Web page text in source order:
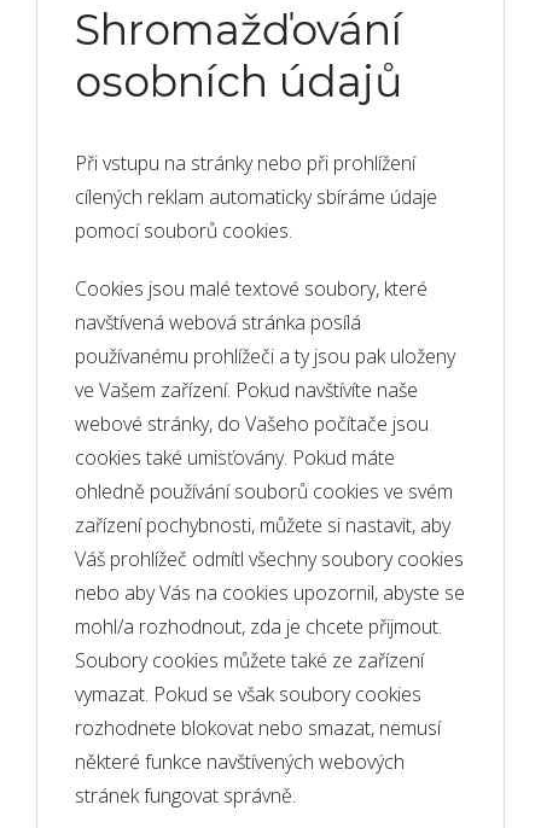
Shromažďování
osobních údajů
Při vstupu na stránky nebo při prohlížení
cílených reklam automaticky sbíráme údaje
pomocí souborů cookies.
Cookies jsou malé textové soubory, které
navštívená webová stránka posílá
používanému prohlížeči a ty jsou pak uloženy
ve Vašem zařízení. Pokud navštívíte naše
webové stránky, do Vašeho počítače jsou
cookies také umisťovány. Pokud máte
ohledně používání souborů cookies ve svém
zařízení pochybnosti, můžete si nastavit, aby
Váš prohlížeč odmítl všechny soubory cookies
nebo aby Vás na cookies upozornil, abyste se
mohl/a rozhodnout, zda je chcete přijmout.
Soubory cookies můžete také ze zařízení
vymazat. Pokud se však soubory cookies
rozhodnete blokovat nebo smazat, nemusí
některé funkce navštívených webových
stránek fungovat správně.